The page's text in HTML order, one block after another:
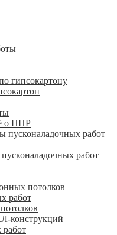
гипсокартону
о ПНР
пусконаладочных работ
работ
потолков
работ
конструкций